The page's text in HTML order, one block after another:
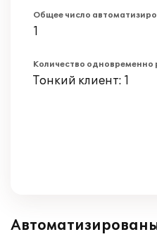
Общее число
1
Количество
Тонкий клиент: 1